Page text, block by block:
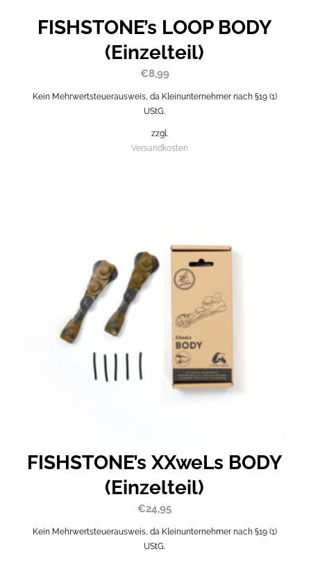
FISHSTONE’s LOOP BODY
(Einzelteil)
€8,99
Kein Mehrwertsteuerausweis, da Kleinunternehmer nach §19 (1)
UStG.
zzgl.
Versandkosten
FISHSTONE’s XXweLs BODY
(Einzelteil)
€24,95
Kein Mehrwertsteuerausweis, da Kleinunternehmer nach §19 (1)
UStG.